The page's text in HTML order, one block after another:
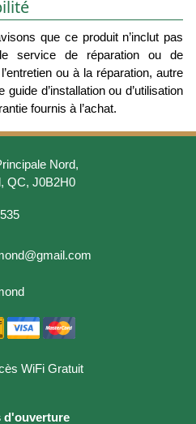
que ce produit n’inclut pas
service de réparation ou de
ou à la réparation, autre
d’installation ou d’utilisation
fournis à l’achat.
Nord,
QC, J0B2H0
WiFi Gratuit
d'ouverture